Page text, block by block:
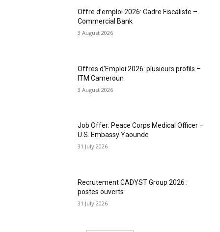
Offre d’emploi 2026: Cadre Fiscaliste –
Commercial Bank
3 August 2026
Offres d’Emploi 2026: plusieurs profils –
ITM Cameroun
3 August 2026
Job Offer: Peace Corps Medical Officer –
U.S. Embassy Yaounde
31 July 2026
Recrutement CADYST Group 2026 :
postes ouverts
31 July 2026